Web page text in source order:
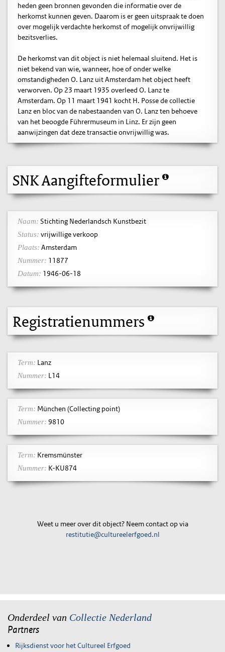
heden geen bronnen gevonden die informatie over de
herkomst kunnen geven. Daarom is er geen uitspraak te doen
over mogelijk verdachte herkomst of mogelijk onvrijwillig
bezitsverlies.
De herkomst van dit object is niet helemaal sluitend. Het is
niet bekend van wie, wanneer, hoe of onder welke
omstandigheden O. Lanz uit Amsterdam het object heeft
verworven. Op 23 maart 1935 overleed O. Lanz te
Amsterdam. Op 11 maart 1941 kocht H. Posse de collectie
Lanz en bloc van de nabestaanden van O. Lanz ten behoeve
van het beoogde Führermuseum in Linz. Er zijn geen
aanwijzingen dat deze transactie onvrijwillig was.
SNK Aangifteformulier
Naam: Stichting Nederlandsch Kunstbezit
Status: vrijwillige verkoop
Plaats: Amsterdam
Nummer: 11877
Datum: 1946-06-18
Registratienummers
Term: Lanz
Nummer: L14
Term: München (Collecting point)
Nummer: 9810
Term: Kremsmünster
Nummer: K-KU874
Weet u meer over dit object? Neem contact op via
restitutie@cultureelerfgoed.nl
Onderdeel van Collectie Nederland
Partners
Rijksdienst voor het Cultureel Erfgoed